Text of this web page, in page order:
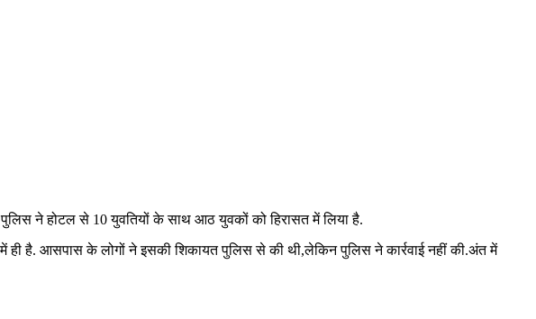
ने होटल से 10 युवतियों के साथ आठ युवकों को हिरासत में लिया है.
है. आसपास के लोगों ने इसकी शिकायत पुलिस से की थी,लेकिन पुलिस ने कार्रवाई नहीं की.अंत में